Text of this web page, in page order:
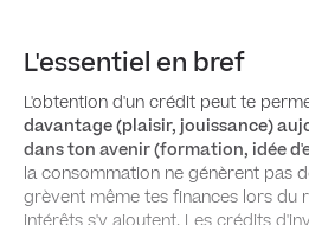
L'essentiel en bref
L'obtention d'un crédit peut te
davantage (plaisir, jouissance)
dans ton avenir (formation, idée
la consommation ne génèrent pas
grèvent même tes finances lors du